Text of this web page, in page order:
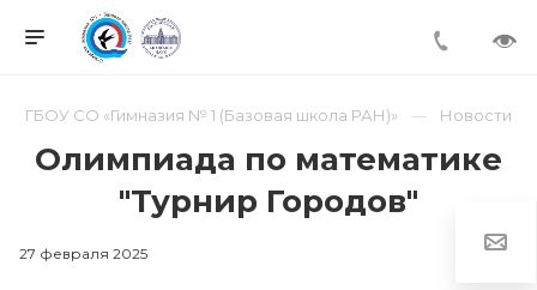
ГБОУ СО «Гимназия № 1 (Базовая школа РАН)» Новости
Олимпиада по математике
"Турнир Городов"
27 февраля 2025